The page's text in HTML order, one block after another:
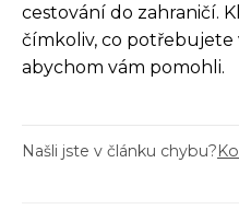
cestování do zahraničí.
čímkoliv, co potřebujete
abychom vám pomohli.
Našli jste v článku chybu?